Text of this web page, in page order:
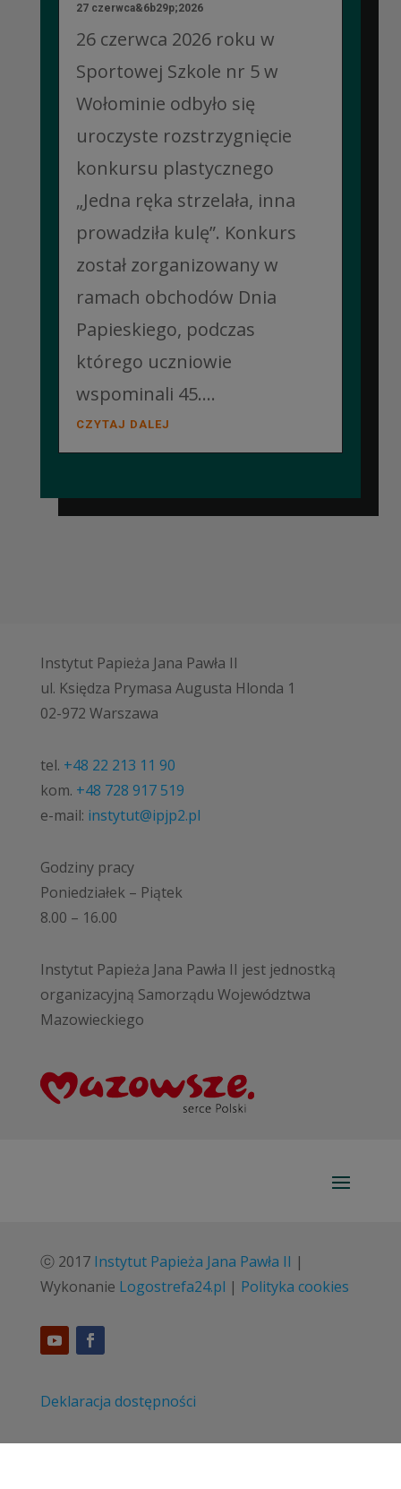
27 czerwca&6b29p;2026
26 czerwca 2026 roku w
Sportowej Szkole nr 5 w
Wołominie odbyło się
uroczyste rozstrzygnięcie
konkursu plastycznego
„Jedna ręka strzelała, inna
prowadziła kulę”. Konkurs
został zorganizowany w
ramach obchodów Dnia
Papieskiego, podczas
którego uczniowie
wspominali 45....
CZYTAJ DALEJ
Instytut Papieża Jana Pawła II
ul. Księdza Prymasa Augusta Hlonda 1
02-972 Warszawa
tel. +48 22 213 11 90
kom. +48 728 917 519
e-mail: instytut@ipjp2.pl
Godziny pracy
Poniedziałek – Piątek
8.00 – 16.00
Instytut Papieża Jana Pawła II jest jednostką
organizacyjną Samorządu Województwa
Mazowieckiego
ⓒ 2017 Instytut Papieża Jana Pawła II |
Wykonanie Logostrefa24.pl | Polityka cookies
Deklaracja dostępności